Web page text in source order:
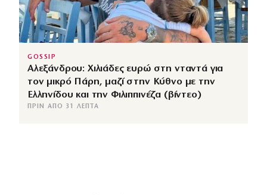
GOSSIP
Αλεξάνδρου: Χιλιάδες ευρώ στη νταντά για
τον μικρό Πάρη, μαζί στην Κύθνο με την
Ελληνίδου και την Φιλιππινέζα (βίντεο)
ΠΡΙΝ ΑΠΌ 31 ΛΕΠΤΆ